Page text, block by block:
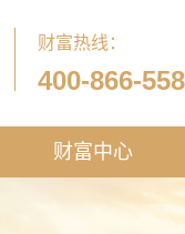
财富热线：
400-866-
财富中心